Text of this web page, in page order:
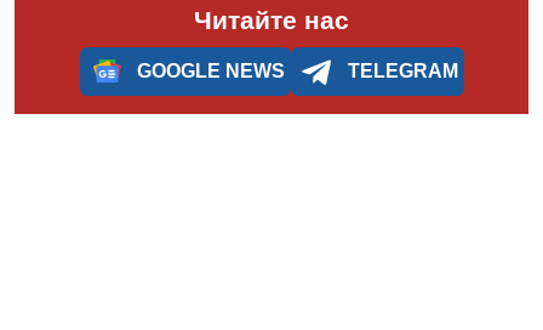
Читайте нас
GOOGLE NEWS TELEGRAM